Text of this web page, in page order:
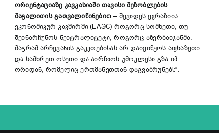
ორიენტაციაზე კავკასიაში თავისი მეზობლების
მაგალითის გათვალიწინებით – შევიდეს ევრაზიის
ეკონომიკურ კავშირში (ЕАЭС) როგორც სომხეთი, თუ
შეინარჩუნოს ნეიტრალიტეტი, როგორც აზერბაიჯანმა.
მაგრამ არჩევანის გაკეთებისას არ დაივიწყოს აფხაზეთი
და სამხრეთ ოსეთი და აირჩიოს უმოკლესი გზა იმ
ორიდან, რომელიც ერთმანეთთან დაგვაბრუნებს“.